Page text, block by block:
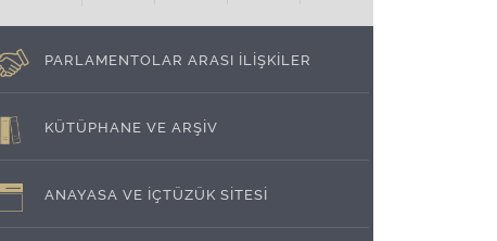
PARLAMENTOLAR ARASI İLİŞKİLER
KÜTÜPHANE VE ARŞİV
ANAYASA VE İÇTÜZÜK SİTESİ